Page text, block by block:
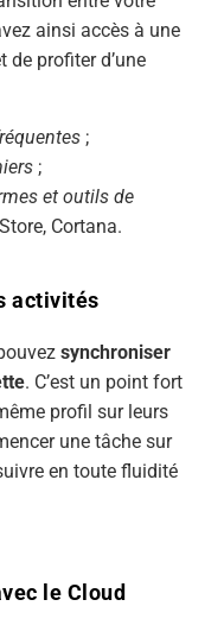
ainsi accès à une
profiter d’une
;
;
et outils de
Cortana.
activités
synchroniser
. C’est un point fort
profil sur leurs
une tâche sur
en toute fluidité
le Cloud